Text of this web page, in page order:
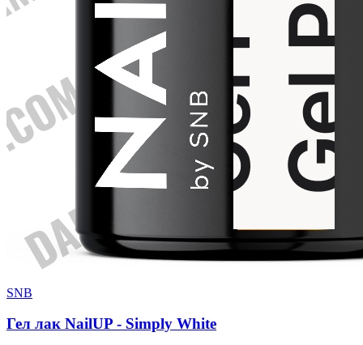
SNB
Гел лак NailUP - Simply White